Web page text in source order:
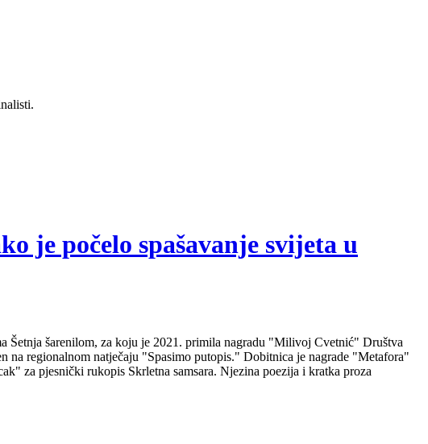
je počelo spašavanje svijeta u
Šetnja šarenilom, za koju je 2021. primila nagradu "Milivoj Cvetnić" Društva
regionalnom natječaju "Spasimo putopis." Dobitnica je nagrade "Metafora"
za pjesnički rukopis Skrletna samsara. Njezina poezija i kratka proza